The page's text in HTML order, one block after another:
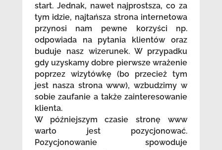
start. Jednak, nawet najprostsza, co za
tym idzie, najtańsza strona internetowa
przynosi nam pewne korzyści np.
odpowiada na pytania klientów oraz
buduje nasz wizerunek. W przypadku
gdy uzyskamy dobre pierwsze wrażenie
poprzez wizytówkę (bo przecież tym
jest nasza strona www), wzbudzimy w
sobie zaufanie a także zainteresowanie
klienta.
W późniejszym czasie stronę www
warto jest pozycjonować.
Pozycjonowanie spowoduje